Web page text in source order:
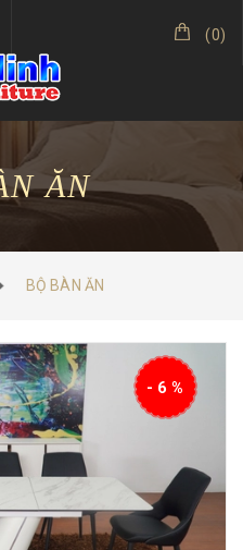
(0)
ĂN
BỘ BÀN ĂN
- 6 %